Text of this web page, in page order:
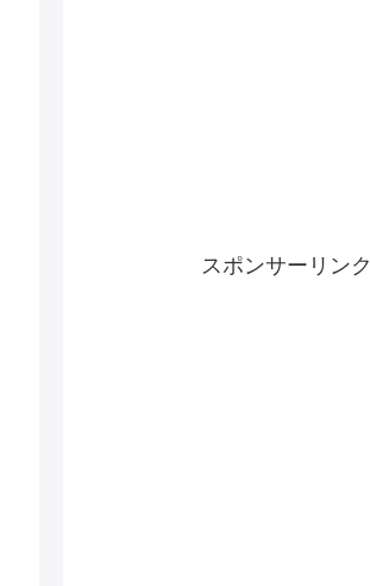
スポンサーリンク